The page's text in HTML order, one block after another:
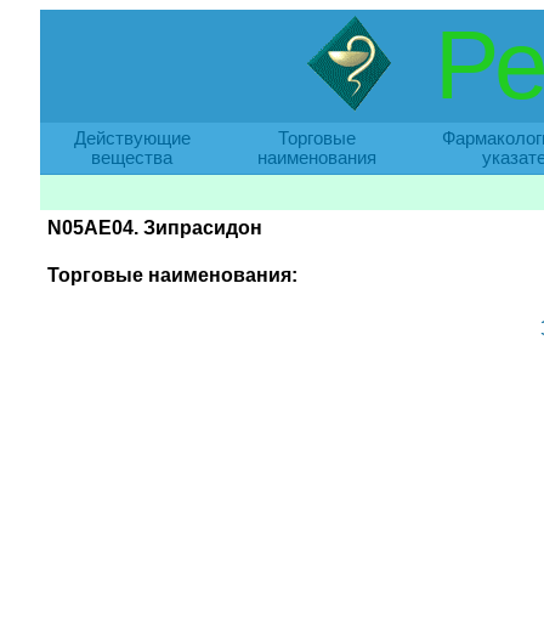
Действующие
вещества
Торговые
наименования
N05AE04. Зипрасидон
Торговые наименования: